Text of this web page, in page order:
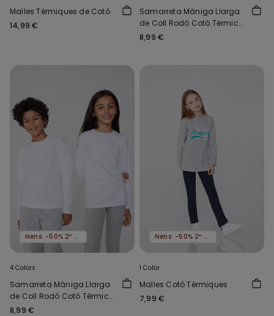
Malles Tèrmiques de Cotó
14,99 €
Samarreta Màniga Llarga
de Coll Rodó Cotó Tèrmic
Nens Unisex
8,99 €
Nens: -50% 2º article
4 Colors
Samarreta Màniga Llarga
de Coll Rodó Cotó Tèrmic
Nens Unisex
8,99 €
Nens: -50% 2º article
1 Color
Malles Cotó Tèrmiques
7,99 €